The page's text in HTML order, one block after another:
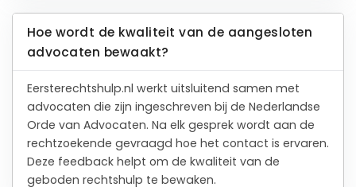
Hoe wordt de kwaliteit van de aangesloten
advocaten bewaakt?
Eersterechtshulp.nl werkt uitsluitend samen met
advocaten die zijn ingeschreven bij de Nederlandse
Orde van Advocaten. Na elk gesprek wordt aan de
rechtzoekende gevraagd hoe het contact is ervaren.
Deze feedback helpt om de kwaliteit van de
geboden rechtshulp te bewaken.